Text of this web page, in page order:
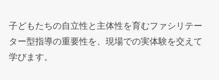
子どもたちの自立性と主体性を育むファシリテー
ター型指導の重要性を、現場での実体験を交えて
学びます。